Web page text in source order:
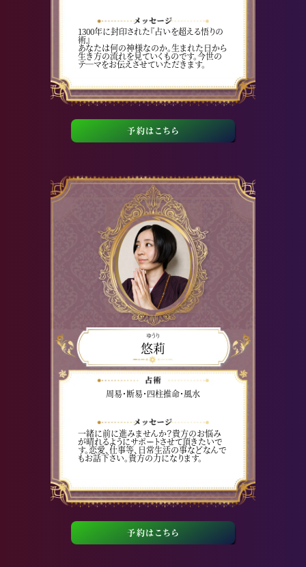
1300年に封印された『占いを超える悟りの
術』
あなたは何の神様なのか。生まれた日から
生き方の流れを見ていくものです。今世の
テ—マをお伝えさせていただきます。
予約はこちら
ゆうり
悠莉
周易・断易・四柱推命・風水
一緒に前に進みませんか？貴方のお悩み
が晴れるようにサポートさせて頂きたいで
す。恋愛、仕事等、日常生活の事などなんで
もお話下さい。貴方の力になります。
予約はこちら